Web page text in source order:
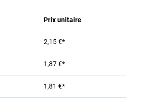
Prix unitaire
2,15 €*
1,87 €*
1,81 €*